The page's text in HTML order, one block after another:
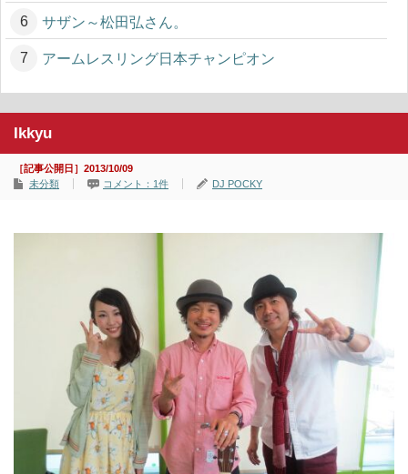
サザン～松田弘さん。
アームレスリング日本チャンピオン
Ikkyu
［記事公開日］2013/10/09
未分類
コメント：1件 DJ POCKY